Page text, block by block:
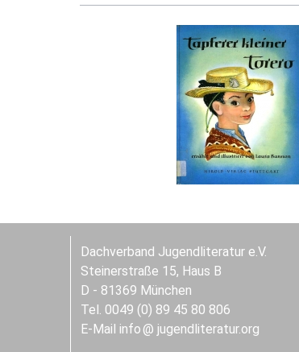
Dachverband Jugendliteratur e.V.
Steinerstraße 15, Haus B
D - 81369 München
Tel. 0049 (0) 89 45 80 806
E-Mail info jugendliteratur.org